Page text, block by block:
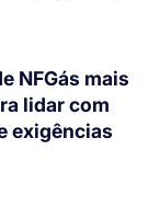
NFGás mais
lidar com
exigências